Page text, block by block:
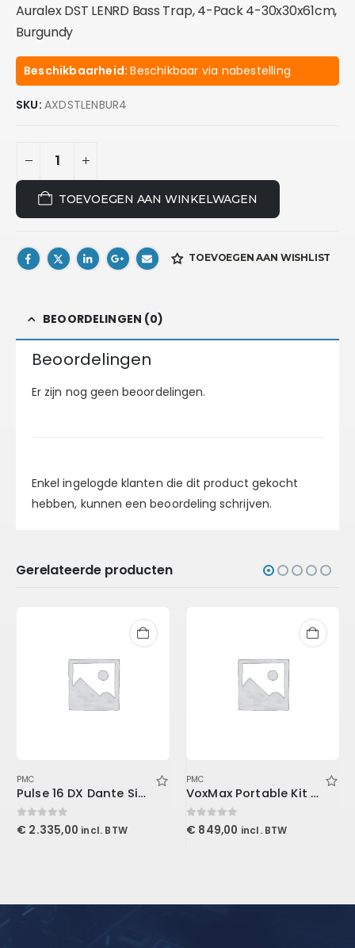
Auralex DST LENRD Bass Trap, 4-Pack 4-30x30x61cm,
Burgundy
Beschikbaarheid:Beschikbaar via nabestelling
SKU: AXDSTLENBUR4
TOEVOEGEN AAN WINKELWAGEN
TOEVOEGEN AAN WISHLIST
BEOORDELINGEN (0)
Beoordelingen
Er zijn nog geen beoordelingen.
Enkel ingelogde klanten die dit product gekocht
hebben, kunnen een beoordeling schrijven.
Gerelateerde producten
PMC
Pulse 16 DX Dante Singlemode
0out of 5
€ 2.335,00 incl. BTW
PMC
VoxMax Portable Kit 2-ProMax V2, 1-Mudguard V2, 2-Stand Mount LENRD
0out of 5
€ 849,00 incl. BTW